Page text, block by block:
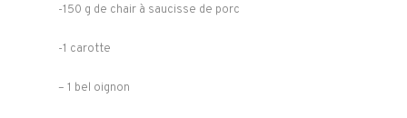
-150 g de chair à saucisse de porc
-1 carotte
– 1 bel oignon